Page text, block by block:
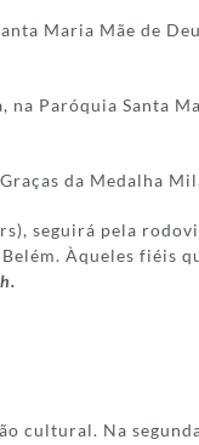
Maria Mãe de
Paróquia Santa
da Medalha
seguirá pela
Àqueles fiéis
cultural. Na